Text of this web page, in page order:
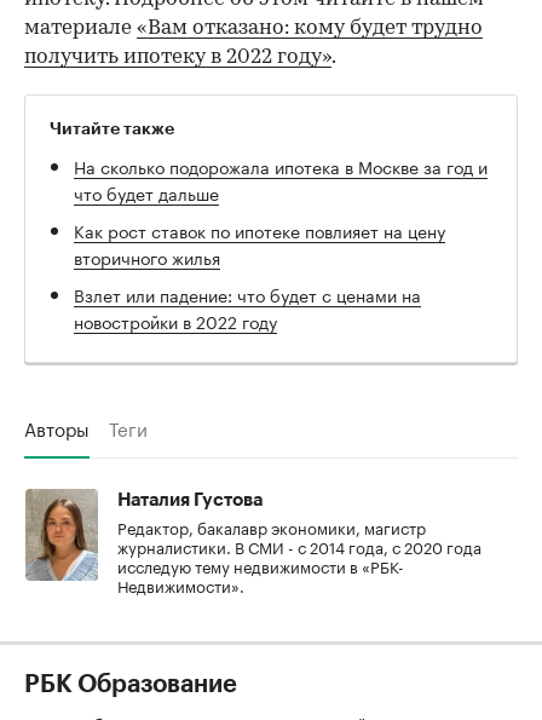
материале «Вам отказано: кому будет трудно
получить ипотеку в 2022 году».
Читайте также
На сколько подорожала ипотека в Москве за год и
что будет дальше
Как рост ставок по ипотеке повлияет на цену
вторичного жилья
Взлет или падение: что будет с ценами на
новостройки в 2022 году
Авторы Теги
Наталия Густова
Редактор, бакалавр экономики, магистр
журналистики. В СМИ - с 2014 года, с 2020 года
исследую тему недвижимости в «РБК-
Недвижимости».
РБК Образование